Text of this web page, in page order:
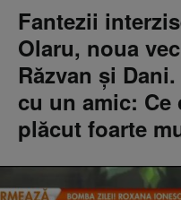
Fantezii
Olaru, noua
Răzvan și
cu un amic: Ce
plăcut foarte